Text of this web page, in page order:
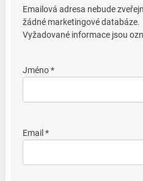
Emailová adresa nebude
žádné marketingové databáze.
Vyžadované informace jsou
Jméno *
Email *